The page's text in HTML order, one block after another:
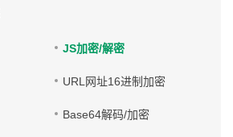
JS加密/解密
URL网址16进制加密
Base64解码/加密